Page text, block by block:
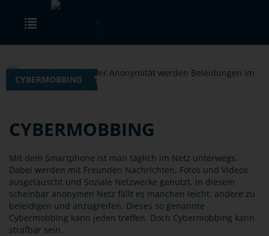
Skip to main content
CYBERMOBBING
CYBERMOBBING
Mit dem Smartphone ist man täglich im Netz unterwegs.
Dabei werden mit Freunden Nachrichten, Fotos und Videos
ausgetauscht und Soziale Netzwerke genutzt. In diesem
scheinbar anonymen Netz fällt es manchen leicht, andere zu
beleidigen und anzugreifen. Dieses so genannte
Cybermobbing kann jeden treffen. Doch Cybermobbing kann
strafbar sein.